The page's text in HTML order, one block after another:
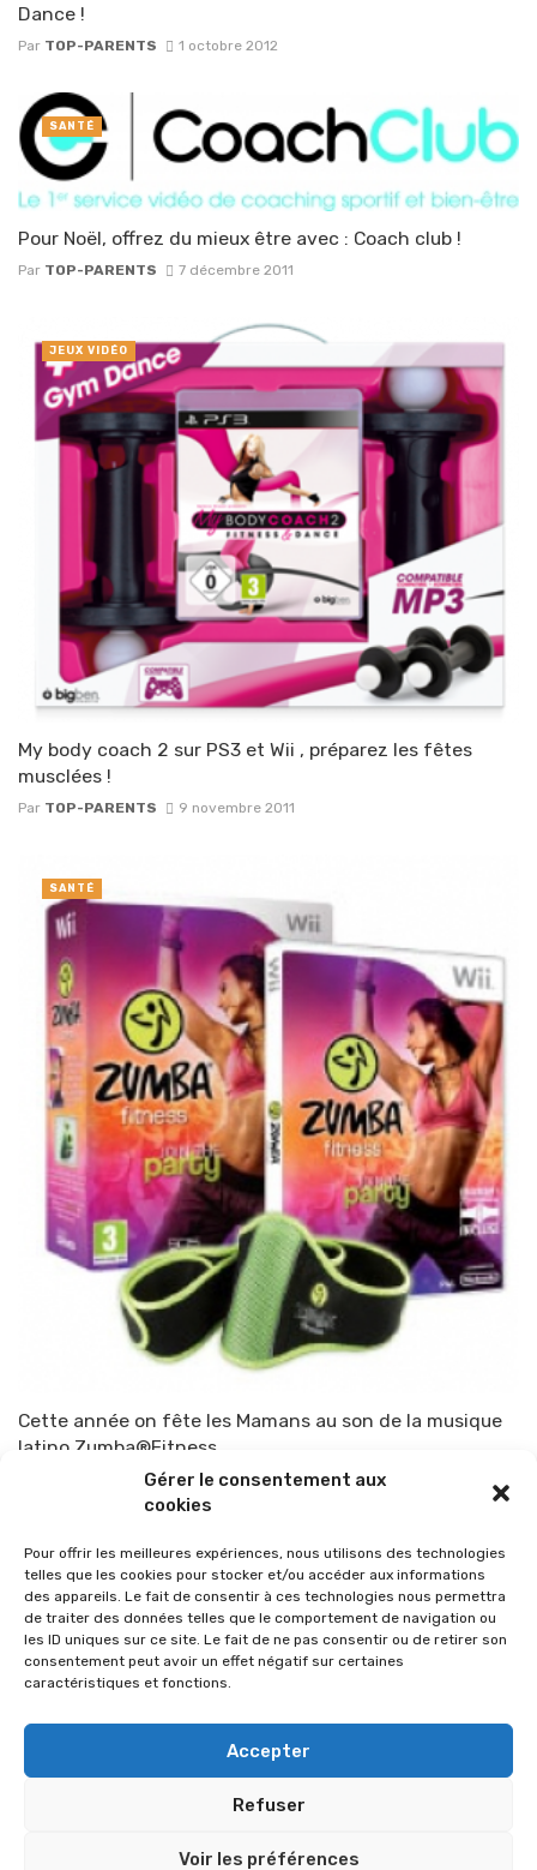
Gérer le consentement aux
cookies
Pour offrir les meilleures expériences, nous utilisons des technologies
telles que les cookies pour stocker et/ou accéder aux informations
des appareils. Le fait de consentir à ces technologies nous permettra
de traiter des données telles que le comportement de navigation ou
les ID uniques sur ce site. Le fait de ne pas consentir ou de retirer son
consentement peut avoir un effet négatif sur certaines
caractéristiques et fonctions.
Accepter
Refuser
Voir les préférences
Dance !
Par TOP-PARENTS 1 octobre 2012
Pour Noël, offrez du mieux être avec : Coach club !
Par TOP-PARENTS 7 décembre 2011
SANTÉ
My body coach 2 sur PS3 et Wii , préparez les fêtes
musclées !
Par TOP-PARENTS 9 novembre 2011
JEUX VIDÉO
Cette année on fête les Mamans au son de la musique
latino Zumba®Fitness
TOP-PARENTS 12 avril 2011
SANTÉ